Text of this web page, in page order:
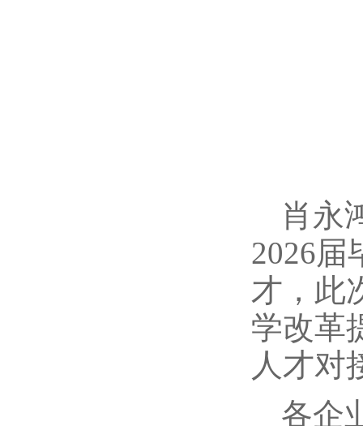
肖永
2026届
才，此
学改革
人才对
各企